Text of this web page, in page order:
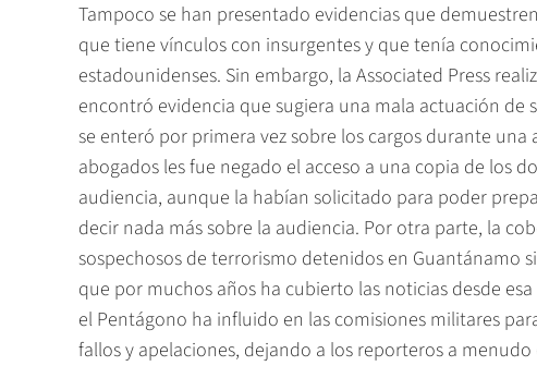
Tampoco se han presentado evidencias que
que tiene vínculos con insurgentes y que tenía
estadounidenses. Sin embargo, la Associated Press
encontró evidencia que sugiera una mala actuación de
se enteró por primera vez sobre los cargos durante una
abogados les fue negado el acceso a una copia de los
audiencia, aunque la habían solicitado para poder
decir nada más sobre la audiencia. Por otra parte, la
sospechosos de terrorismo detenidos en Guantánamo
que por muchos años ha cubierto las noticias desde
el Pentágono ha influido en las comisiones militares
fallos y apelaciones, dejando a los reporteros a